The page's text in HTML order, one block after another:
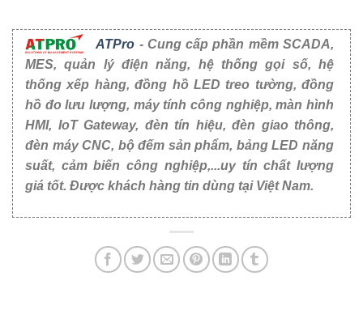
ATPro - Cung cấp phần mềm SCADA,
MES, quản lý điện năng, hệ thống gọi số, hệ
thống xếp hàng, đồng hồ LED treo tường, đồng
hồ đo lưu lượng, máy tính công nghiệp, màn hình
HMI, IoT Gateway, đèn tín hiệu, đèn giao thông,
đèn máy CNC, bộ đếm sản phẩm, bảng LED năng
suất, cảm biến công nghiệp,...uy tín chất lượng
giá tốt. Được khách hàng tin dùng tại Việt Nam.